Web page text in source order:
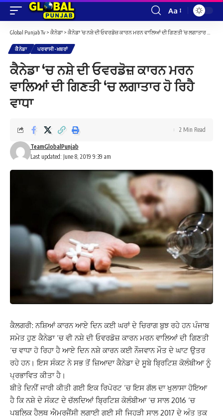
Font
Resizer
Aa
Global Punjab Tv > ਕੈਨੇਡਾ> ਕੈਨੇਡਾ ‘ਚ ਨਸ਼ੇ ਦੀ ਓਵਰਡੋਜ਼ ਕਾਰਨ ਮਰਨ ਵਾਲਿਆਂ ਦੀ ਗਿਣਤੀ ‘ਚ ਲਗਾਤਾਰ ਹੋ ਰਿਹੈ ਵਾਧਾ
ਕੈਨੇਡਾ ਪਰਵਾਸੀ-ਖ਼ਬਰਾਂ
ਕੈਨੇਡਾ ‘ਚ ਨਸ਼ੇ ਦੀ ਓਵਰਡੋਜ਼ ਕਾਰਨ ਮਰਨ
ਵਾਲਿਆਂ ਦੀ ਗਿਣਤੀ ‘ਚ ਲਗਾਤਾਰ ਹੋ ਰਿਹੈ
ਵਾਧਾ
Last updated: June 8, 2019 9:39 am
TeamGlobalPunjab
2 Min Read
ਕੈਲਗਰੀ: ਨਸ਼ਿਆਂ ਕਾਰਨ ਆਏ ਦਿਨ ਕਈ ਘਰਾਂ ਦੇ ਚਿਰਾਗ ਬੁਝ ਰਹੇ ਹਨ ਪੰਜਾਬ
ਸਮੇਤ ਹੁਣ ਕੈਨੇਡਾ ‘ਚ ਵੀ ਨਸ਼ੇ ਦੀ ਓਵਰਡੋਜ਼ ਕਾਰਨ ਮਰਨ ਵਾਲਿਆਂ ਦੀ ਗਿਣਤੀ
‘ਚ ਵਾਧਾ ਹੋ ਰਿਹਾ ਹੈ ਆਏ ਦਿਨ ਨਸ਼ੇ ਕਾਰਨ ਕਈ ਨੌਜਵਾਨ ਮੌਤ ਦੇ ਘਾਟ ਉਤਰ
ਰਹੇ ਹਨ। ਇਸ ਸੰਕਟ ਨੇ ਸਭ ਤੋਂ ਜ਼ਿਆਦਾ ਕੈਨੇਡਾ ਦੇ ਸੂਬੇ ਬ੍ਰਿਟਿਸ਼ ਕੋਲੰਬੀਆ ਨੂੰ
ਪ੍ਰਭਾਵਿਤ ਕੀਤਾ ਹੈ।
ਬੀਤੇ ਦਿਨੀਂ ਜਾਰੀ ਕੀਤੀ ਗਈ ਇਕ ਰਿਪੋਰਟ ‘ਚ ਇਸ ਗੱਲ ਦਾ ਖੁਲਾਸਾ ਹੋਇਆ
ਹੈ ਕਿ ਨਸ਼ੇ ਦੇ ਸੰਕਟ ਦੇ ਚੱਲਦਿਆਂ ਬ੍ਰਿਟਿਸ਼ ਕੋਲੰਬੀਆ ‘ਚ ਸਾਲ 2016 ‘ਚ
ਪਬਲਿਕ ਹੈਲਥ ਐਮਰਜੈਂਸੀ ਲਗਾਈ ਗਈ ਸੀ ਜਿਹੜੀ ਸਾਲ 2017 ਦੇ ਅੰਤ ਤਕ